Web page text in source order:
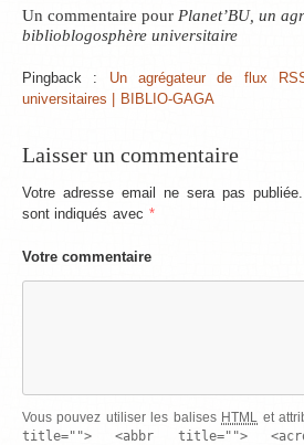
Un commentaire pour Planet’BU, un
biblioblogosphère universitaire
Pingback : Un agrégateur de flux
universitaires | BIBLIO-GAGA
Laisser un commentaire
Votre adresse email ne sera pas
sont indiqués avec *
Votre commentaire
Vous pouvez utiliser les balises HTML et
title=""> <abbr title="">